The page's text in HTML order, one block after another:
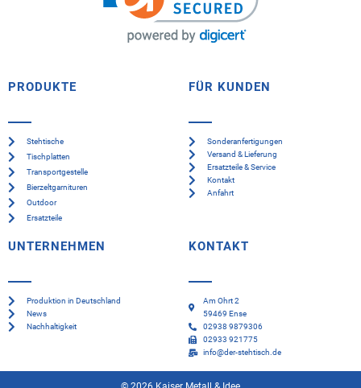
PRODUKTE
Stehtische
Tischplatten
Transportgestelle
Bierzeltgarnituren
Outdoor
Ersatzteile
FÜR KUNDEN
Sonderanfertigungen
Versand & Lieferung
Ersatzteile & Service
Kontakt
Anfahrt
UNTERNEHMEN
Produktion in Deutschland
News
Nachhaltigkeit
KONTAKT
Am Ohrt 2
59469 Ense
02938 9879306
02933 921775
info@der-stehtisch.de